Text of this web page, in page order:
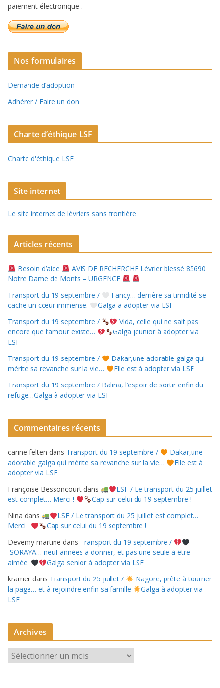
paiement électronique .
Nos formulaires
Demande d’adoption
Adhérer / Faire un don
Charte d’éthique LSF
Charte d'éthique LSF
Site internet
Le site internet de lévriers sans frontière
Articles récents
Besoin d’aide
AVIS DE RECHERCHE Lévrier blessé 85690
Notre Dame de Monts – URGENCE
Transport du 19 septembre /
Fancy… derrière sa timidité se
cache un cœur immense.
Galga à adopter via LSF
Transport du 19 septembre /
Vida, celle qui ne sait pas
encore que l’amour existe…
Galga jeunior à adopter via
LSF
Transport du 19 septembre /
Dakar,une adorable galga qui
mérite sa revanche sur la vie…
Elle est à adopter via LSF
Transport du 19 septembre / Balina, l’espoir de sortir enfin du
refuge…Galga à adopter via LSF
Commentaires récents
carine felten dans Transport du 19 septembre /
Dakar,une
adorable galga qui mérite sa revanche sur la vie…
Elle est à
adopter via LSF
Françoise Bessoncourt dans
LSF / Le transport du 25 juillet
est complet… Merci !
Cap sur celui du 19 septembre !
Nina dans
LSF / Le transport du 25 juillet est complet…
Merci !
Cap sur celui du 19 septembre !
Devemy martine dans Transport du 19 septembre /
SORAYA… neuf années à donner, et pas une seule à être
aimée.
Galga senior à adopter via LSF
kramer dans Transport du 25 juillet /
Nagore, prête à tourner
la page… et à rejoindre enfin sa famille
Galga à adopter via
LSF
Archives